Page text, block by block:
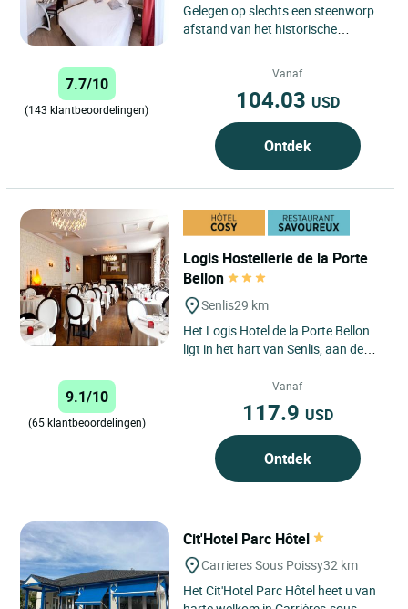
Gelegen op slechts een steenworp
afstand van het historische
7.7/10
(143 klantbeoordelingen)
Vanaf
104.03 USD
Ontdek
Logis Hostellerie de la Porte
Bellon
Senlis29 km
Het Logis Hotel de la Porte Bellon
ligt in het hart van Senlis, aan de
Lille, en zet een...
9.1/10
(65 klantbeoordelingen)
Vanaf
117.9 USD
Ontdek
Cit'Hotel Parc Hôtel
Carrieres Sous Poissy32 km
Het Cit'Hotel Parc Hôtel heet u van